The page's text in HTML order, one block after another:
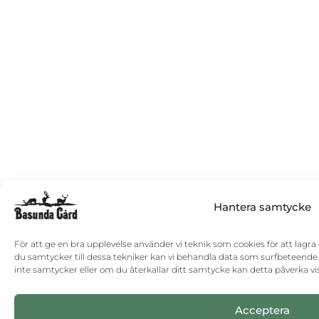
Hantera samtycke
För att ge en bra upplevelse använder vi teknik som cookies för att
du samtycker till dessa tekniker kan vi behandla data som
inte samtycker eller om du återkallar ditt samtycke kan detta påverka
Acceptera